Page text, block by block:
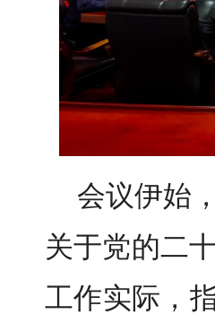
会议伊始
关于党的二
工作实际，